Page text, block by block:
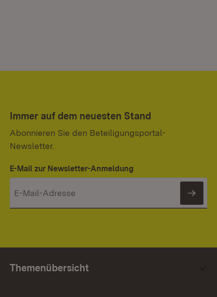
Immer auf dem neuesten Stand
Abonnieren Sie den Beteiligungsportal-
Newsletter.
E-Mail zur Newsletter-Anmeldung
Themenübersicht